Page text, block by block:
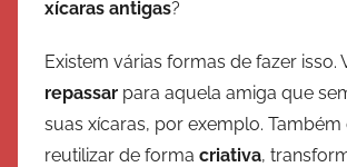
xícaras antigas?
Existem várias formas de fazer isso.
repassar para aquela amiga que
suas xícaras, por exemplo. Também
reutilizar de forma criativa,